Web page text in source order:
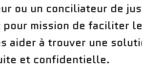
ou un conciliateur de
mission de faciliter
aider à trouver une
et confidentielle.